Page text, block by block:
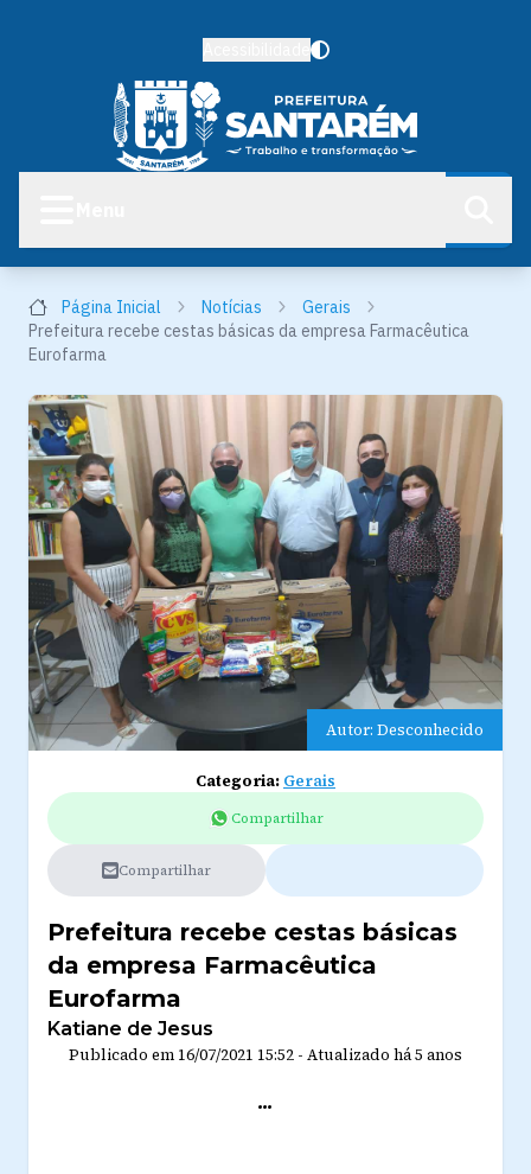
Página Inicial Notícias
Gerais
Prefeitura recebe cestas básicas da empresa Farmacêutica
Eurofarma
Autor: Desconhecido
Categoria: Gerais
Compartilhar
Compartilhar
Prefeitura recebe cestas básicas
da empresa Farmacêutica
Eurofarma
Katiane de Jesus
Publicado em 16/07/2021 15:52 - Atualizado há 5 anos
...